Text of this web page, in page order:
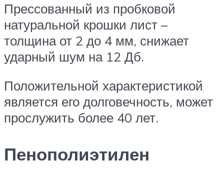
Прессованный из пробковой
натуральной крошки лист –
толщина от 2 до 4 мм, снижает
ударный шум на 12 Дб.
Положительной характеристикой
является его долговечность, может
прослужить более 40 лет.
Пенополиэтилен